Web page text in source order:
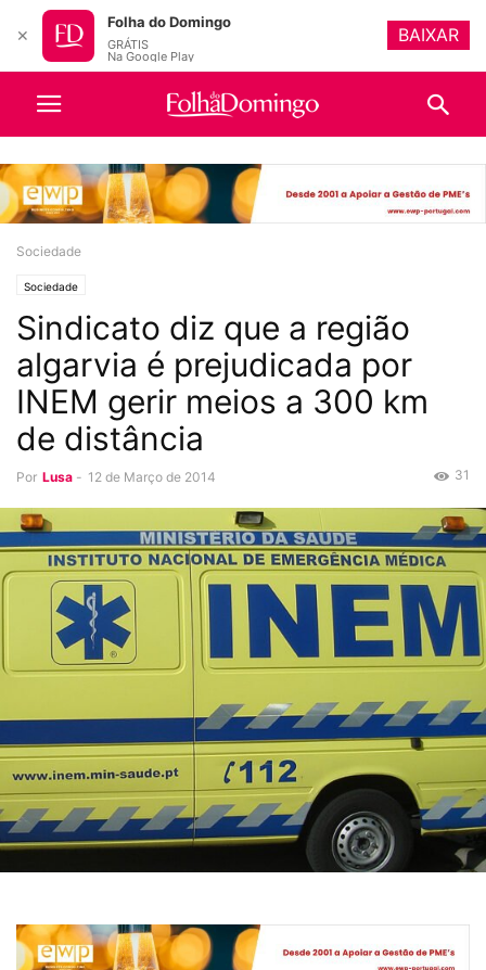
Sociedade
Sociedade
Sindicato diz que a região
algarvia é prejudicada por
INEM gerir meios a 300 km
de distância
Por Lusa - 12 de Março de 2014 31
✕
Folha do Domingo
GRÁTIS
Na Google Play
BAIXAR